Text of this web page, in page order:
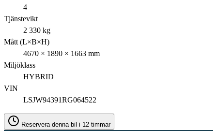
4
Tjänstevikt
2 330 kg
Mått (L×B×H)
4670 × 1890 × 1663 mm
Miljöklass
HYBRID
VIN
LSJW94391RG064522
Reservera denna bil i 12 timmar